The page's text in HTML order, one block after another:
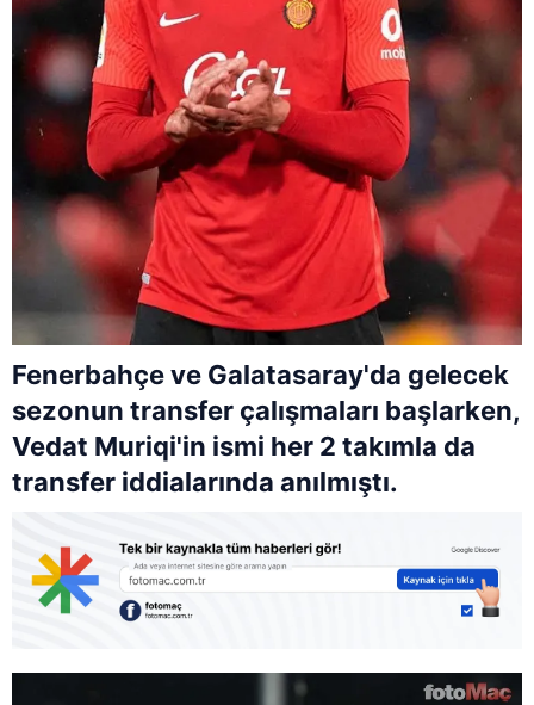
Fenerbahçe ve Galatasaray'da gelecek
sezonun transfer çalışmaları başlarken,
Vedat Muriqi'in ismi her 2 takımla da
transfer iddialarında anılmıştı.